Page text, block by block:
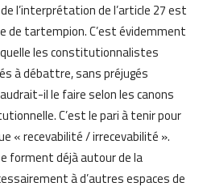
l’interprétation de l’article 27 est
de tartempion. C’est évidemment
les constitutionnalistes
à débattre, sans préjugés
il le faire selon les canons
C’est le pari à tenir pour
« recevabilité / irrecevabilité ».
forment déjà autour de la
à d’autres espaces de